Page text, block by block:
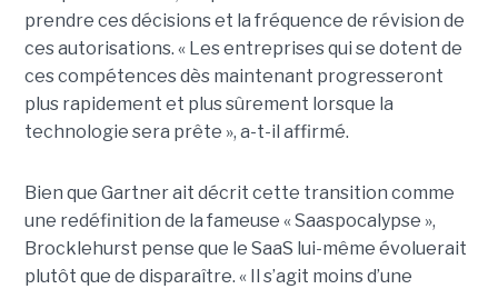
prendre ces décisions et la fréquence de révision de
ces autorisations. « Les entreprises qui se dotent de
ces compétences dès maintenant progresseront
plus rapidement et plus sûrement lorsque la
technologie sera prête », a-t-il affirmé.
Bien que Gartner ait décrit cette transition comme
une redéfinition de la fameuse « Saaspocalypse »,
Brocklehurst pense que le SaaS lui-même évoluerait
plutôt que de disparaître. « Il s’agit moins d’une